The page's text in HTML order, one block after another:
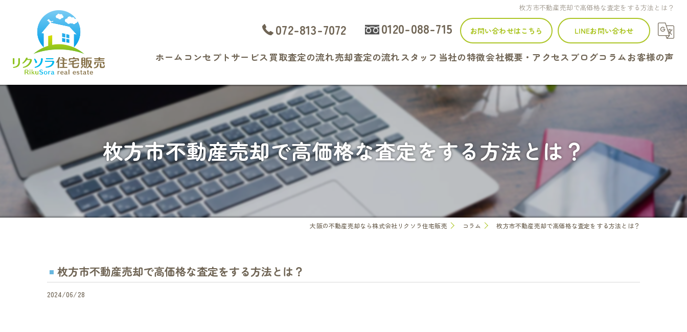
枚方市不動産売却で高価格な査定をする方法とは？
072-813-7072 0120-088-715 お問い合わせはこちら LINEお問い合わせ
ホーム コンセプト サービス
よくある質問
買取査定の流れ売却査定の流れスタッフ 当社の特徴
戸建て
マンション
土地
査定
会社概要・アクセス ブログコラム お客様の声
枚方市不動産売却で高価格な査定をする方法とは？
大阪の不動産売却なら株式会社リクソラ住宅販売 コラム 枚方市不動産売却で高価格な査定をする方法とは？
枚方市不動産売却で高価格な査定をする方法とは？
2024/06/28